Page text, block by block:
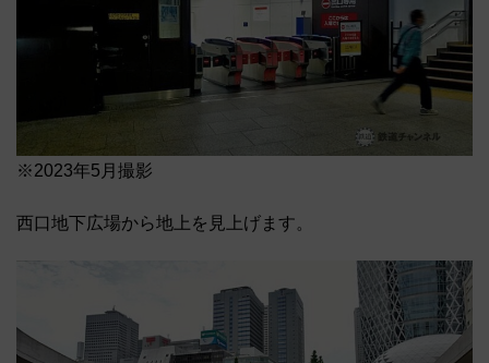
※2023年5月撮影
西口地下広場から地上を見上げます。